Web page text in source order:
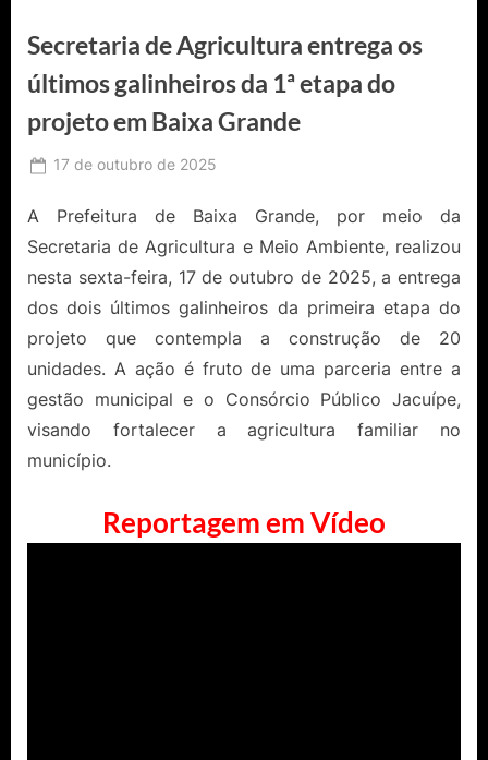
Secretaria de Agricultura entrega os
últimos galinheiros da 1ª etapa do
projeto em Baixa Grande
Posted
17 de outubro de 2025
Catureba
A Prefeitura de Baixa Grande, por meio da
Secretaria de Agricultura e Meio Ambiente, realizou
nesta sexta-feira, 17 de outubro de 2025, a entrega
dos dois últimos galinheiros da primeira etapa do
projeto que contempla a construção de 20
unidades. A ação é fruto de uma parceria entre a
gestão municipal e o Consórcio Público Jacuípe,
visando fortalecer a agricultura familiar no
município.
Reportagem em Vídeo